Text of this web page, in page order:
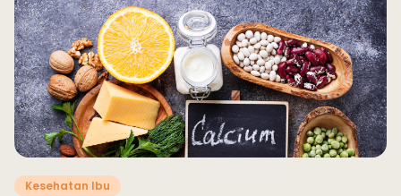
Kesehatan Ibu